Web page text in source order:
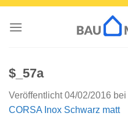
Inhalt
$_57a
Veröffentlicht04/02/2016 bei
CORSA Inox Schwarz matt